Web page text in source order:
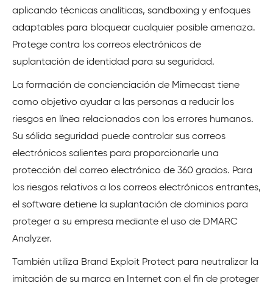
aplicando técnicas analíticas, sandboxing y enfoques
adaptables para bloquear cualquier posible amenaza.
Protege contra los correos electrónicos de
suplantación de identidad para su seguridad.
La formación de concienciación de Mimecast tiene
como objetivo ayudar a las personas a reducir los
riesgos en línea relacionados con los errores humanos.
Su sólida seguridad puede controlar sus correos
electrónicos salientes para proporcionarle una
protección del correo electrónico de 360 grados. Para
los riesgos relativos a los correos electrónicos entrantes,
el software detiene la suplantación de dominios para
proteger a su empresa mediante el uso de DMARC
Analyzer.
También utiliza Brand Exploit Protect para neutralizar la
imitación de su marca en Internet con el fin de proteger